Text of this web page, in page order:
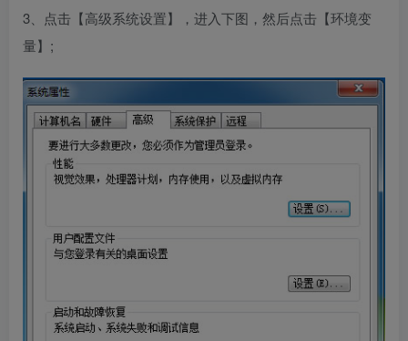
3、点击【高级系统设置】，进入下图，然后点击【环境变
量】;